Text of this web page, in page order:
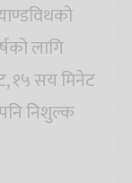
लागि
१५ सय मिनेट
निशुल्क